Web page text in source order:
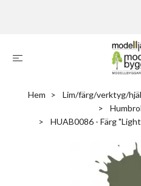
Hem Lim/färg/verktyg/
HUAB0086 - Färg